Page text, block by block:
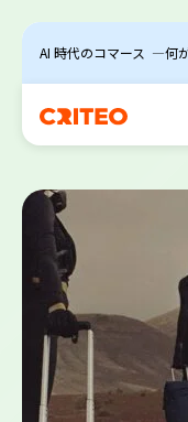
AI 時代のコマース ―何